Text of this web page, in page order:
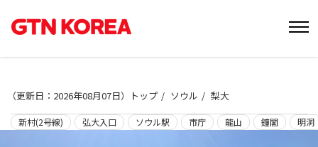
（更新日：2026年08月07日） トップ ソウル 梨大
新村(2号線) 弘大入口 ソウル駅 市庁 龍山 鐘閣 明洞